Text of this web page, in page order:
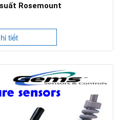
Rosemount
tiết